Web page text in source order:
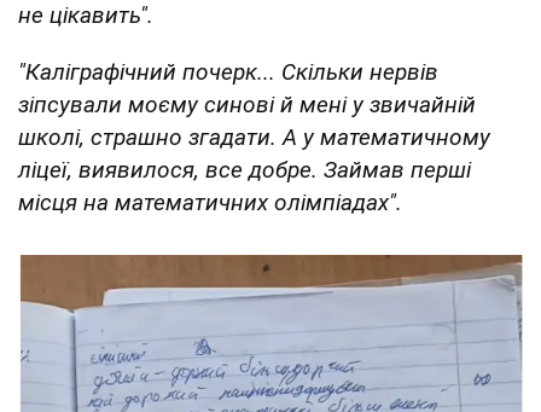
не цікавить".
"Каліграфічний почерк... Скільки нервів
зіпсували моєму синові й мені у звичайній
школі, страшно згадати. А у математичному
ліцеї, виявилося, все добре. Займав перші
місця на математичних олімпіадах".